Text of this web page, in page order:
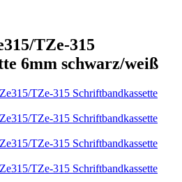
TZe-315
6mm schwarz/weiß